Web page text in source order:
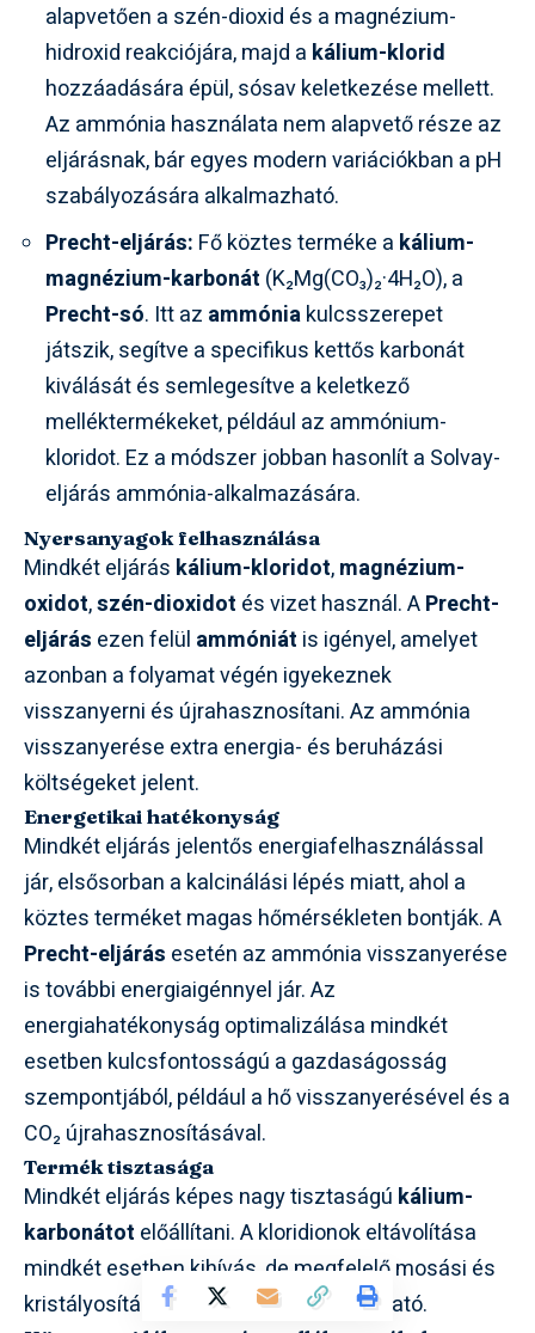
alapvetően a szén-dioxid és a magnézium-
hidroxid reakciójára, majd a kálium-klorid
hozzáadására épül, sósav keletkezése mellett.
Az ammónia használata nem alapvető része az
eljárásnak, bár egyes modern variációkban a pH
szabályozására alkalmazható.
Precht-eljárás: Fő köztes terméke a kálium-
magnézium-karbonát (K₂Mg(CO₃)₂·4H₂O), a
Precht-só. Itt az ammóniakulcsszerepet
játszik, segítve a specifikus kettős karbonát
kiválását és semlegesítve a keletkező
melléktermékeket, például az ammónium-
kloridot. Ez a módszer jobban hasonlít a Solvay-
eljárás ammónia-alkalmazására.
Nyersanyagok felhasználása
Mindkét eljárás kálium-kloridot,magnézium-
oxidot,szén-dioxidot és vizet használ. APrecht-
eljárás ezen felül ammóniát is igényel, amelyet
azonban a folyamat végén igyekeznek
visszanyerni és újrahasznosítani. Az ammónia
visszanyerése extra energia- és beruházási
költségeket jelent.
Energetikai hatékonyság
Mindkét eljárás jelentős energiafelhasználással
jár, elsősorban a kalcinálási lépés miatt, ahol a
köztes terméket magas hőmérsékleten bontják. A
Precht-eljárás esetén az ammónia visszanyerése
is további energiaigénnyel jár. Az
energiahatékonyság optimalizálása mindkét
esetben kulcsfontosságú a gazdaságosság
szempontjából, például a hő visszanyerésével és a
CO₂ újrahasznosításával.
Termék tisztasága
Mindkét eljárás képes nagy tisztaságú kálium-
karbonátot előállítani. A kloridionok eltávolítása
mindkét esetben kihívás, de megfelelő mosási és
kristályosítási lépésekkel minimalizálható.